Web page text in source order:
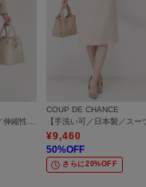
【手洗い可／日本製／伸縮性／スーツ可】セミフレアースカート
COUP DE CHANCE
¥9,460
50%OFF
さらに20%OFF